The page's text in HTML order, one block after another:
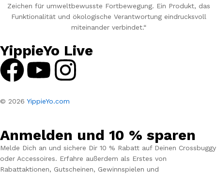
Zeichen für umweltbewusste Fortbewegung. Ein Produkt, das
Funktionalität und ökologische Verantwortung eindrucksvoll
miteinander verbindet.“
YippieYo Live
© 2026 YippieYo.com
Anmelden und 10 % sparen
Melde Dich an und sichere Dir 10 % Rabatt auf Deinen Crossbuggy
oder Accessoires. Erfahre außerdem als Erstes von
Rabattaktionen, Gutscheinen, Gewinnspielen und